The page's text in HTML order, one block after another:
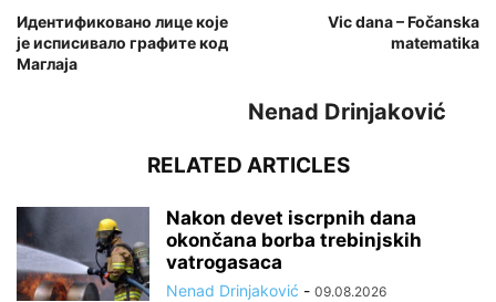
Идентификовано лице које
је исписивало графите код
Маглаја
Vic dana – Fočanska
matematika
Nenad Drinjaković
RELATED ARTICLES
Nakon devet iscrpnih dana
okončana borba trebinjskih
vatrogasaca
Nenad Drinjaković - 09.08.2026